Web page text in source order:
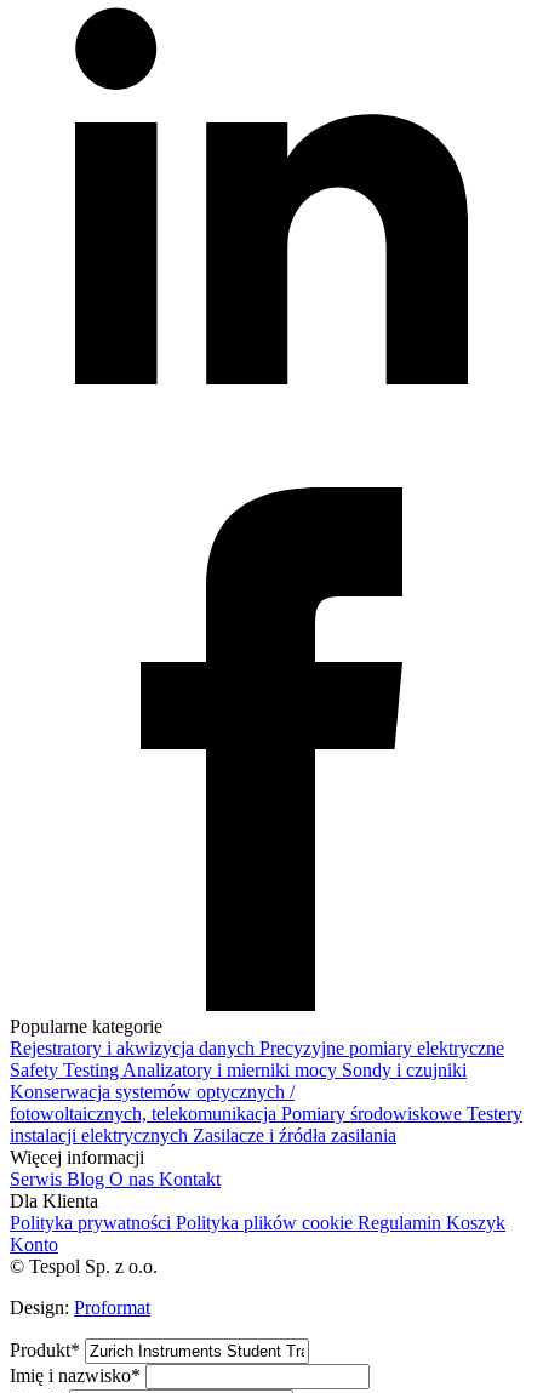
Popularne kategorie
Rejestratory i akwizycja danych Precyzyjne pomiary elektryczne
Safety TestingAnalizatory i mierniki mocy Sondy i czujniki
Konserwacja systemów optycznych /
fotowoltaicznych, telekomunikacja Pomiary środowiskowe Testery
instalacji elektrycznych Zasilacze i źródła zasilania
Więcej informacji
Serwis Blog O nas Kontakt
Dla Klienta
Polityka prywatności Polityka plików cookie Regulamin Koszyk
Konto
© Tespol Sp. z o.o.
Design: Proformat
Produkt*
Imię i nazwisko*